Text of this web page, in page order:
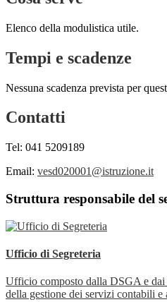
Elenco della modulistica utile.
Tempi e scadenze
Nessuna scadenza prevista per
Contatti
Tel: 041 5209189
Email: vesd020001@istruzione.it
Struttura responsabile del
Ufficio di Segreteria
Ufficio composto dalla DSGA e
della gestione dei servizi contabili